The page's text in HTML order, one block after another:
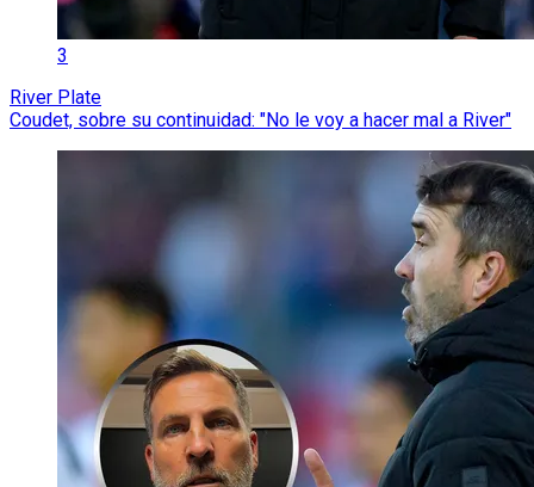
3
River Plate
Coudet, sobre su continuidad: "No le voy a hacer mal a River"